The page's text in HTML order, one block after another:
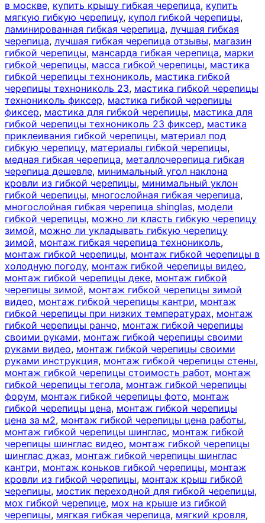
в москве, купить крышу гибкая черепица, купить
мягкую гибкую черепицу, купол гибкой черепицы,
ламинированная гибкая черепица, лучшая гибкая
черепица, лучшая гибкая черепица отзывы, магазин
гибкой черепицы, мансарда гибкая черепица, марки
гибкой черепицы, масса гибкой черепицы, мастика
гибкой черепицы технониколь, мастика гибкой
черепицы технониколь 23, мастика гибкой черепицы
технониколь фиксер, мастика гибкой черепицы
фиксер, мастика для гибкой черепицы, мастика для
гибкой черепицы технониколь 23 фиксер, мастика
приклеивания гибкой черепицы, материал под
гибкую черепицу, материалы гибкой черепицы,
медная гибкая черепица, металлочерепица гибкая
черепица дешевле, минимальный угол наклона
кровли из гибкой черепицы, минимальный уклон
гибкой черепицы, многослойная гибкая черепица,
многослойная гибкая черепица shinglas, модели
гибкой черепицы, можно ли класть гибкую черепицу
зимой, можно ли укладывать гибкую черепицу
зимой, монтаж гибкая черепица технониколь,
монтаж гибкой черепицы, монтаж гибкой черепицы в
холодную погоду, монтаж гибкой черепицы видео,
монтаж гибкой черепицы деке, монтаж гибкой
черепицы зимой, монтаж гибкой черепицы зимой
видео, монтаж гибкой черепицы кантри, монтаж
гибкой черепицы при низких температурах, монтаж
гибкой черепицы ранчо, монтаж гибкой черепицы
своими руками, монтаж гибкой черепицы своими
руками видео, монтаж гибкой черепицы своими
руками инструкция, монтаж гибкой черепицы стены,
монтаж гибкой черепицы стоимость работ, монтаж
гибкой черепицы тегола, монтаж гибкой черепицы
форум, монтаж гибкой черепицы фото, монтаж
гибкой черепицы цена, монтаж гибкой черепицы
цена за м2, монтаж гибкой черепицы цена работы,
монтаж гибкой черепицы шинглас, монтаж гибкой
черепицы шинглас видео, монтаж гибкой черепицы
шинглас джаз, монтаж гибкой черепицы шинглас
кантри, монтаж коньков гибкой черепицы, монтаж
кровли из гибкой черепицы, монтаж крыш гибкой
черепицы, мостик переходной для гибкой черепицы,
мох гибкой черепице, мох на крыше из гибкой
черепицы, мягкая гибкая черепица, мягкий кровля,